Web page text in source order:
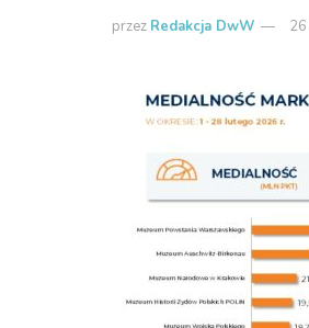
przez Redakcja DwW